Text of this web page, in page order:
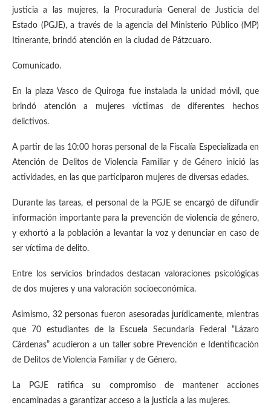
justicia a las mujeres, la Procuraduría General de Justicia del
Estado (PGJE), a través de la agencia del Ministerio Público (MP)
Itinerante, brindó atención en la ciudad de Pátzcuaro.
Comunicado.
En la plaza Vasco de Quiroga fue instalada la unidad móvil, que
brindó atención a mujeres víctimas de diferentes hechos
delictivos.
A partir de las 10:00 horas personal de la Fiscalía Especializada en
Atención de Delitos de Violencia Familiar y de Género inició las
actividades, en las que participaron mujeres de diversas edades.
Durante las tareas, el personal de la PGJE se encargó de difundir
información importante para la prevención de violencia de género,
y exhortó a la población a levantar la voz y denunciar en caso de
ser víctima de delito.
Entre los servicios brindados destacan valoraciones psicológicas
de dos mujeres y una valoración socioeconómica.
Asimismo, 32 personas fueron asesoradas jurídicamente, mientras
que 70 estudiantes de la Escuela Secundaría Federal “Lázaro
Cárdenas” acudieron a un taller sobre Prevención e Identificación
de Delitos de Violencia Familiar y de Género.
La PGJE ratifica su compromiso de mantener acciones
encaminadas a garantizar acceso a la justicia a las mujeres.